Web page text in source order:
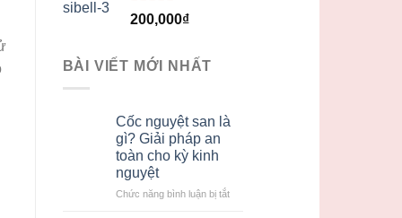
Được xếp
hạng
200,000₫
BÀI VIẾT MỚI NHẤT
Cốc nguyệt san là
gì? Giải pháp an
toàn cho kỳ kinh
nguyệt
Chức năng bình luận bị tắtở